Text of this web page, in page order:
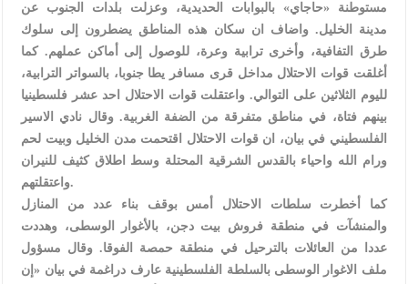
مستوطنة «حاجاي» بالبوابات الحديدية، وعزلت بلدات الجنوب عن
مدينة الخليل. واضاف ان سكان هذه المناطق يضطرون إلى سلوك
طرق التفافية، وأخرى ترابية وعرة، للوصول إلى أماكن عملهم. كما
أغلقت قوات الاحتلال مداخل قرى مسافر يطا جنوبا، بالسواتر الترابية،
لليوم الثلاثين على التوالي. واعتقلت قوات الاحتلال احد عشر فلسطينيا
بينهم فتاة، في مناطق متفرقة من الضفة الغربية. وقال نادي الاسير
الفلسطيني في بيان، ان قوات الاحتلال اقتحمت مدن الخليل وبيت لحم
ورام الله واحياء بالقدس الشرقية المحتلة وسط اطلاق كثيف للنيران
واعتقلتهم.
كما أخطرت سلطات الاحتلال أمس بوقف بناء عدد من المنازل
والمنشآت في منطقة فروش بيت دجن، بالأغوار الوسطى، وهددت
عددا من العائلات بالترحيل في منطقة حمصة الفوقا. وقال مسؤول
ملف الاغوار الوسطى بالسلطة الفلسطينية عارف دراغمة في بيان «إن